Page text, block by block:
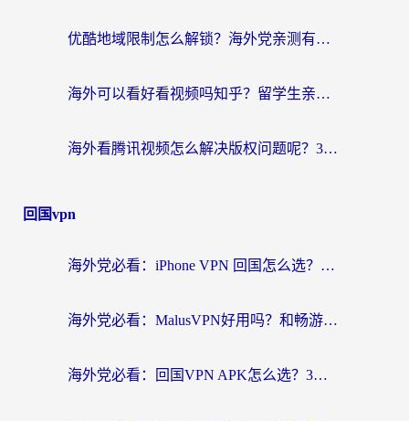
优酷地域限制怎么解锁？海外党亲测有效的追剧自由指南
海外可以看好看视频吗知乎？留学生亲测有效的回国追剧解决方案
海外看腾讯视频怎么解决版权问题呢？3步让你轻松解锁国内影视自由
回国vpn
海外党必看：iPhone VPN 回国怎么选？一篇搞定无缝访问国内资源
海外党必看：MalusVPN好用吗？和畅游VPN对比哪个回国效果更好？附穿梭飞鱼神龟真实体验
海外党必看：回国VPN APK怎么选？3步教你无缝刷国内剧玩国服